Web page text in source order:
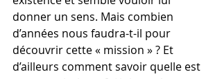
donner un sens. Mais combien
d’années nous faudra-t-il pour
découvrir cette « mission » ? Et
d’ailleurs comment savoir quelle est